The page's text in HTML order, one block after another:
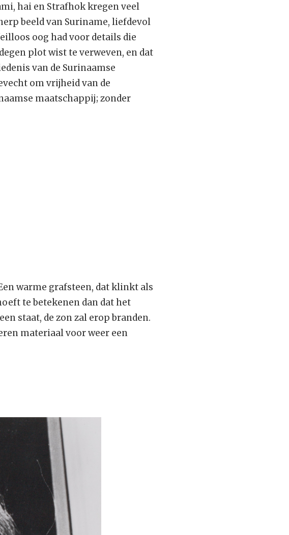
hai en Strafhok kregen veel
beeld van Suriname, liefdevol
oog had voor details die
plot wist te verweven, en dat
van de Surinaamse
om vrijheid van de
maatschappij; zonder
warme grafsteen, dat klinkt als
te betekenen dan dat het
staat, de zon zal erop branden.
materiaal voor weer een